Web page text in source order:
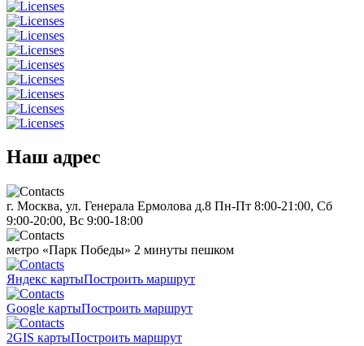
Наш адрес
г. Москва, ул. Генерала Ермолова д.8 Пн-Пт 8:00-21:00, Сб
9:00-20:00, Вс 9:00-18:00
метро «Парк Победы» 2 минуты пешком
Яндекс картыПостроить маршрут
Google картыПостроить маршрут
2GIS картыПостроить маршрут